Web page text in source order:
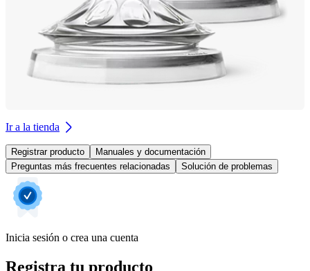
Ir a la tienda
Registrar producto
Manuales y documentación
Preguntas más frecuentes relacionadas
Solución de problemas
Inicia sesión o crea una cuenta
Registra tu producto